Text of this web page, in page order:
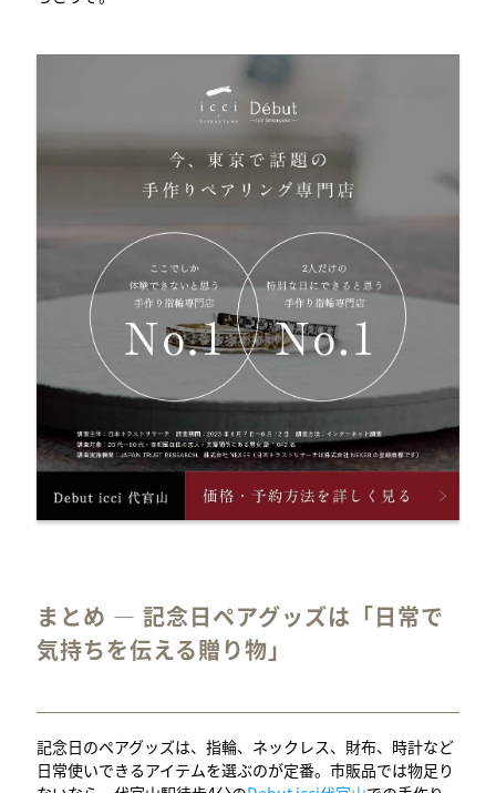
まとめ — 記念日ペアグッズは「日常で
気持ちを伝える贈り物」
記念日のペアグッズは、指輪、ネックレス、財布、時計など
日常使いできるアイテムを選ぶのが定番。市販品では物足り